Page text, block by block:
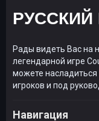
РУССКИЙ
Рады видеть Вас на
легендарной игре
можете насладиться
игроков и под
Навигация